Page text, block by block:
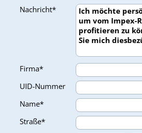
Nachricht*
Firma*
UID-Nummer
Name*
Straße*